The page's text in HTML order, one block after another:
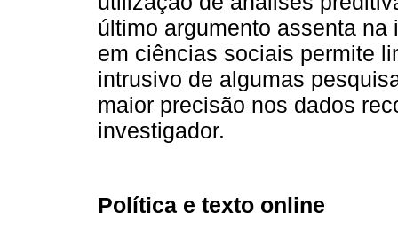
último argumento assenta
em ciências sociais permite
intrusivo de algumas
maior precisão nos dados
investigador.
Política e texto online